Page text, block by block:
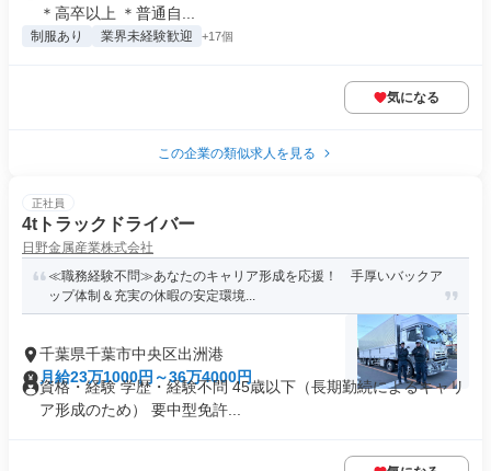
＊高卒以上 ＊普通自...
制服あり 業界未経験歓迎 +17個
気になる
この企業の類似求人を見る
正社員
4tトラックドライバー
日野金属産業株式会社
≪職務経験不問≫あなたのキャリア形成を応援！ 手厚いバックア
ップ体制＆充実の休暇の安定環境...
千葉県千葉市中央区出洲港
月給23万1000円～36万4000円
資格・経験 学歴・経験不問 45歳以下（長期勤続によるキャリ
ア形成のため） 要中型免許...